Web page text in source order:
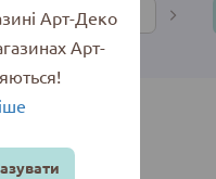
Арт-Деко
Арт-